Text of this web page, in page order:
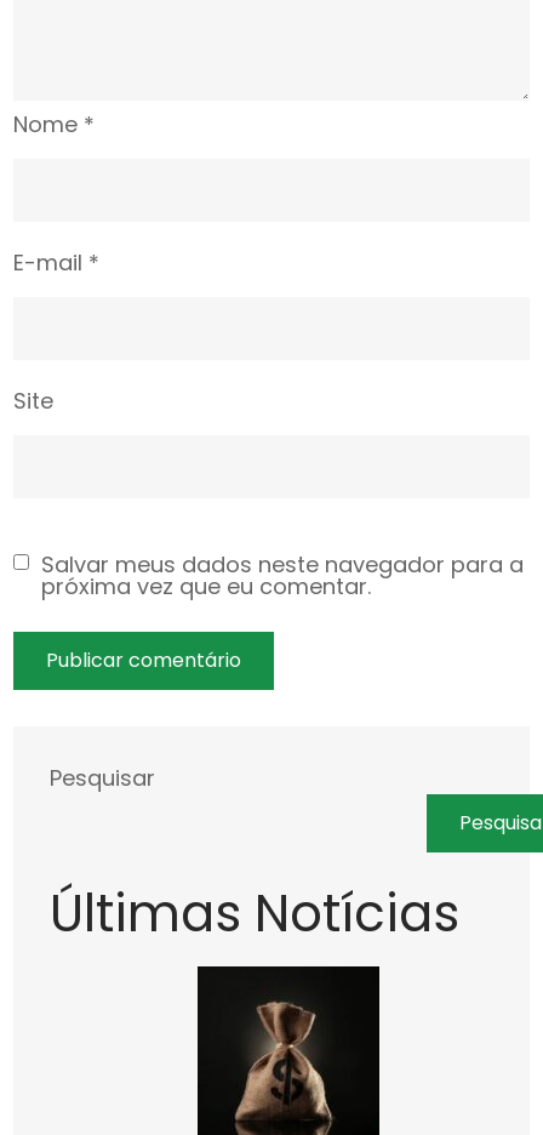
Nome *
E-mail *
Site
Salvar meus dados neste navegador para a
próxima vez que eu comentar.
Pesquisar
Últimas Notícias